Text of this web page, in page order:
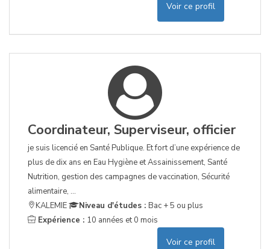
Voir ce profil
Coordinateur, Superviseur, officier
je suis licencié en Santé Publique. Et fort d’une expérience de
plus de dix ans en Eau Hygiène et Assainissement, Santé
Nutrition, gestion des campagnes de vaccination, Sécurité
alimentaire, ...
KALEMIE
Niveau d'études : Bac + 5 ou plus
Expérience : 10 années et 0 mois
Voir ce profil